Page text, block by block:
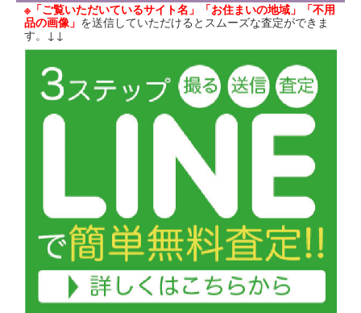
※「ご覧いただいているサイト名」「お住まいの地域」「不用
品の画像」 を送信していただけるとスムーズな査定ができま
す。↓↓